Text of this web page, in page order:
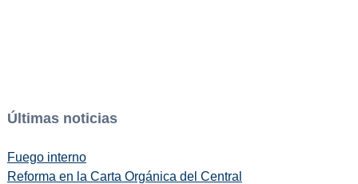
Últimas noticias
Fuego interno
Reforma en la Carta Orgánica del Central